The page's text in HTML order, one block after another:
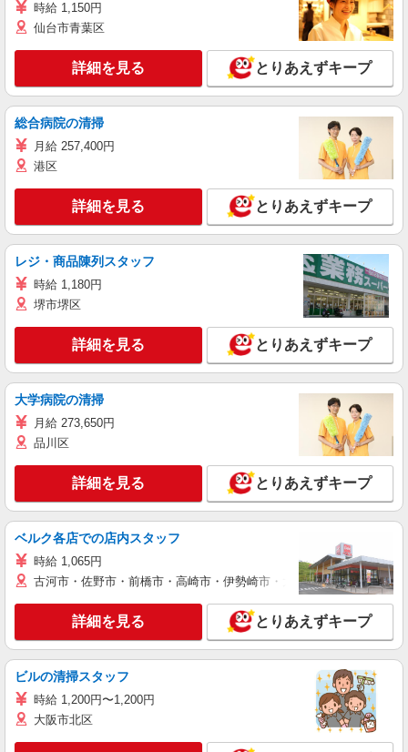
時給 1,150円
仙台市青葉区
詳細を見る とりあえずキープ
総合病院の清掃
月給 257,400円
港区
詳細を見る とりあえずキープ
レジ・商品陳列スタッフ
時給 1,180円
堺市堺区
詳細を見る とりあえずキープ
大学病院の清掃
月給 273,650円
品川区
詳細を見る とりあえずキープ
ベルク各店での店内スタッフ
時給 1,065円
古河市・佐野市・前橋市・高崎市・伊勢崎市・太田市・館林市・藤
詳細を見る とりあえずキープ
ビルの清掃スタッフ
時給 1,200円〜1,200円
大阪市北区